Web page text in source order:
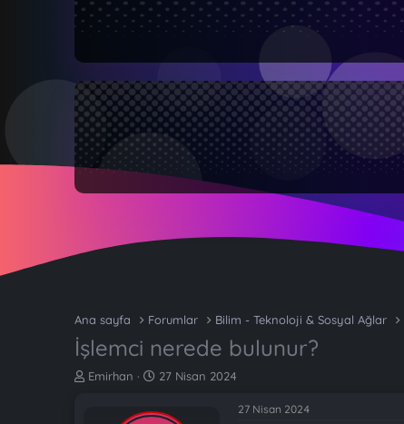
Ana sayfa Forumlar Bilim - Teknoloji & Sosyal Ağlar
İşlemci nerede bulunur?
K
Emirhan
B
27 Nisan 2024
27 Nisan 2024